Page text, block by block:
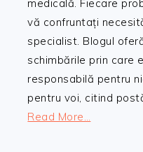
medicală. Fiecare
vă confruntați
specialist. Blogul
schimbările prin care
responsabilă pentru
pentru voi, citind
Read More…